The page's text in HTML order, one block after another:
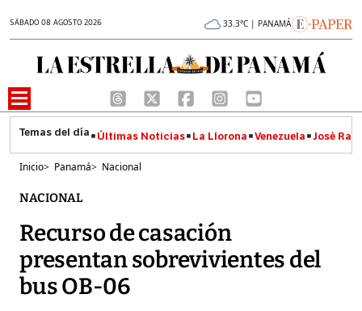
SÁBADO 08 AGOSTO 2026 33.3°C | PANAMÁ
Últimas Noticias La Llorona Venezuela José
Inicio> Panamá> Nacional
NACIONAL
Recurso de casación
presentan sobrevivientes del
bus OB-06